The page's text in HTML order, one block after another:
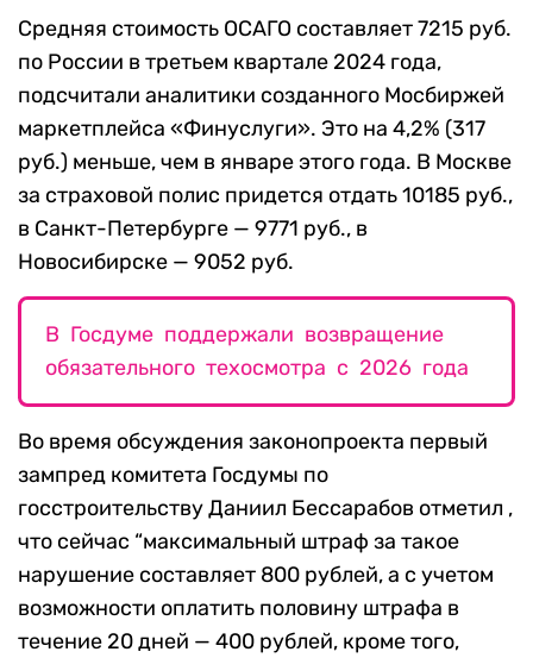
Средняя стоимость ОСАГО составляет 7215 руб.
по России в третьем квартале 2024 года,
подсчитали аналитики созданного Мосбиржей
маркетплейса «Финуслуги». Это на 4,2% (317
руб.) меньше, чем в январе этого года. В Москве
за страховой полис придется отдать 10185 руб.,
в Санкт-Петербурге — 9771 руб., в
Новосибирске — 9052 руб.
В Госдуме поддержали возвращение
обязательного техосмотра с 2026 года
Во время обсуждения законопроекта первый
зампред комитета Госдумы по
госстроительству Даниил Бессарабов отметил ,
что сейчас “максимальный штраф за такое
нарушение составляет 800 рублей, а с учетом
возможности оплатить половину штрафа в
течение 20 дней — 400 рублей, кроме того,